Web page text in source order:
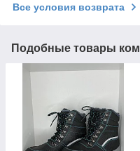
Все условия возврата
Подобные товары